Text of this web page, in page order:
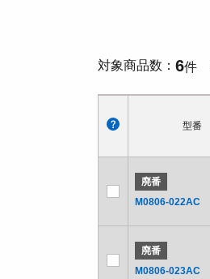
対象商品数 6件
型番
廃番
M0806-022AC
廃番
M0806-023AC